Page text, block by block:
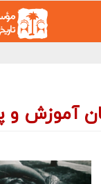
آموزش و